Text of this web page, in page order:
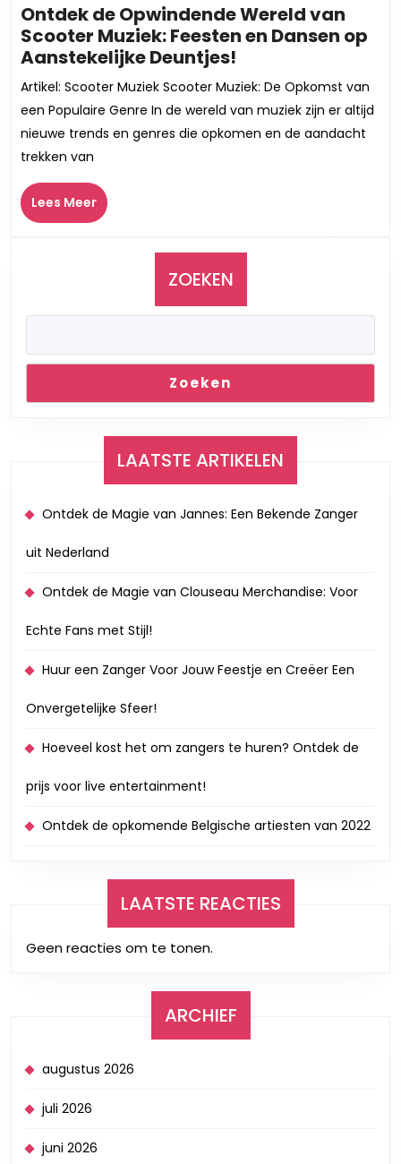
Ontdek de Opwindende Wereld van
Scooter Muziek: Feesten en Dansen op
Aanstekelijke Deuntjes!
de
Opwindende
Wereld
van
Dansen
Deuntjes!
Artikel: Scooter Muziek Scooter Muziek: De Opkomst van
een Populaire Genre In de wereld van muziek zijn er altijd
nieuwe trends en genres die opkomen en de aandacht
trekken van
Lees MeerLees
Meer
ZOEKEN
Zoeken
LAATSTE ARTIKELEN
Ontdek de Magie van Jannes: Een Bekende Zanger
uit Nederland
Ontdek de Magie van Clouseau Merchandise: Voor
Echte Fans met Stijl!
Huur een Zanger Voor Jouw Feestje en Creëer Een
Onvergetelijke Sfeer!
Hoeveel kost het om zangers te huren? Ontdek de
prijs voor live entertainment!
Ontdek de opkomende Belgische artiesten van 2022
LAATSTE REACTIES
Geen reacties om te tonen.
ARCHIEF
augustus 2026
juli 2026
juni 2026